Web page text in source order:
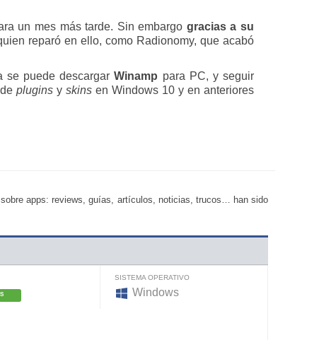
un mes más tarde. Sin embargo gracias a su
reparó en ello, como Radionomy, que acabó
se puede descargarWinamp para PC, y seguir
pluginsy skinsen Windows 10 y en anteriores
apps: reviews, guías, artículos, noticias, trucos… han sido
SISTEMA OPERATIVO
Windows